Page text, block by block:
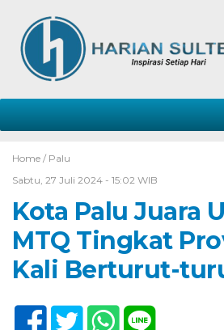
Home / Palu
Sabtu, 27 Juli 2024 - 15:02 WIB
Kota Palu Juara
MTQ Tingkat
Kali Berturut-